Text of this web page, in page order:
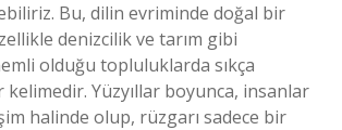
Bu, dilin evriminde doğal bir
denizcilik ve tarım gibi
olduğu topluluklarda sıkça
kelimedir. Yüzyıllar boyunca, insanlar
halinde olup, rüzgarı sadece bir